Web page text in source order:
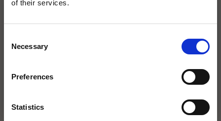
of their services.
Selection
Necessary
Preferences
Statistics